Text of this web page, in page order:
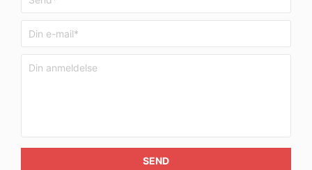
SEND